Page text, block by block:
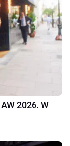
2026. W